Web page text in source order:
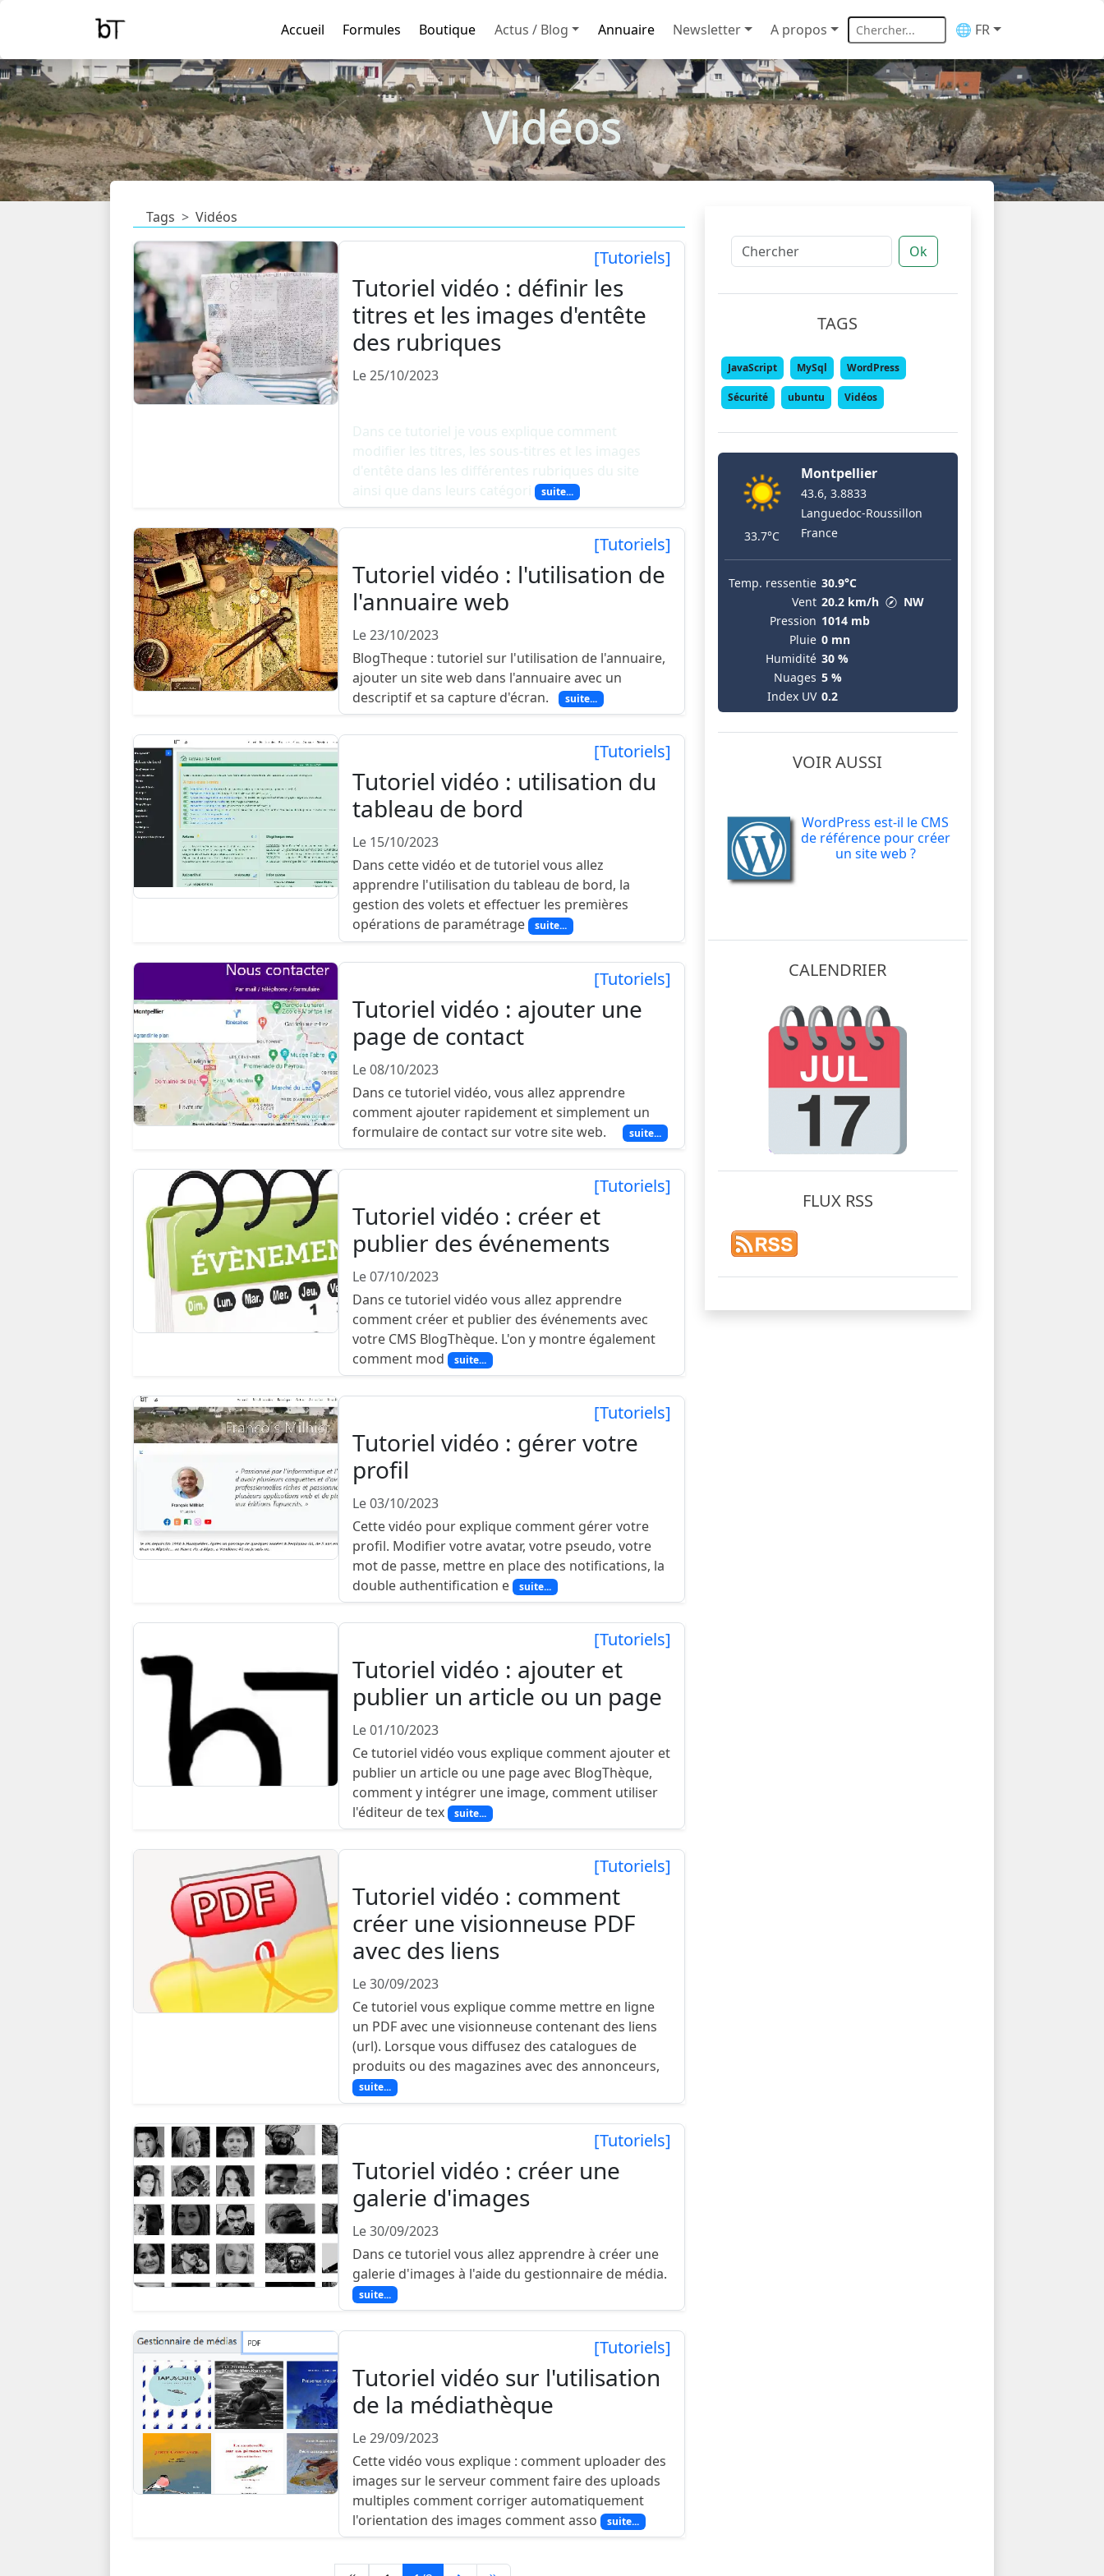
Accueil Formules Boutique Actus / Blog Annuaire Newsletter A propos 🌐 FR
Vidéos
Tags Vidéos
[Tutoriels]
Tutoriel vidéo : définir les
titres et les images d'entête
des rubriques
Le 25/10/2023
Dans ce tutoriel je vous explique comment
modifier les titres, les sous-titres et les images
d'entête dans les différentes rubriques du site
ainsi que dans leurs catégori suite...
[Tutoriels]
Tutoriel vidéo : l'utilisation de
l'annuaire web
Le 23/10/2023
BlogTheque : tutoriel sur l'utilisation de l'annuaire,
ajouter un site web dans l'annuaire avec un
descriptif et sa capture d'écran. suite...
[Tutoriels]
Tutoriel vidéo : utilisation du
tableau de bord
Le 15/10/2023
Dans cette vidéo et de tutoriel vous allez
apprendre l'utilisation du tableau de bord, la
gestion des volets et effectuer les premières
opérations de paramétrage suite...
[Tutoriels]
Tutoriel vidéo : ajouter une
page de contact
Le 08/10/2023
Dans ce tutoriel vidéo, vous allez apprendre
comment ajouter rapidement et simplement un
formulaire de contact sur votre site web. suite...
[Tutoriels]
Tutoriel vidéo : créer et
publier des événements
Le 07/10/2023
Dans ce tutoriel vidéo vous allez apprendre
comment créer et publier des événements avec
votre CMS BlogThèque. L'on y montre également
comment mod suite...
[Tutoriels]
Tutoriel vidéo : gérer votre
profil
Le 03/10/2023
Cette vidéo pour explique comment gérer votre
profil. Modifier votre avatar, votre pseudo, votre
mot de passe, mettre en place des notifications, la
double authentification e suite...
[Tutoriels]
Tutoriel vidéo : ajouter et
publier un article ou un page
Le 01/10/2023
Ce tutoriel vidéo vous explique comment ajouter et
publier un article ou une page avec BlogThèque,
comment y intégrer une image, comment utiliser
l'éditeur de tex suite...
[Tutoriels]
Tutoriel vidéo : comment
créer une visionneuse PDF
avec des liens
Le 30/09/2023
Ce tutoriel vous explique comme mettre en ligne
un PDF avec une visionneuse contenant des liens
(url). Lorsque vous diffusez des catalogues de
produits ou des magazines avec des annonceurs,
suite...
[Tutoriels]
Tutoriel vidéo : créer une
galerie d'images
Le 30/09/2023
Dans ce tutoriel vous allez apprendre à créer une
galerie d'images à l'aide du gestionnaire de média.
suite...
[Tutoriels]
Tutoriel vidéo sur l'utilisation
de la médiathèque
Le 29/09/2023
Cette vidéo vous explique : comment uploader des
images sur le serveur comment faire des uploads
multiples comment corriger automatiquement
l'orientation des images comment asso suite...
Ok
TAGS
JavaScript MySql WordPress
Sécurité ubuntu Vidéos
33.7°C
Montpellier
43.6, 3.8833
Languedoc-Roussillon
France
Temp. ressentie 30.9°C
Vent 20.2 km/h
NW
Pression 1014 mb
Pluie 0 mn
Humidité 30 %
Nuages 5 %
Index UV 0.2
VOIR AUSSI
WordPress est-il le CMS
de référence pour créer
un site web ?
CALENDRIER
FLUX RSS